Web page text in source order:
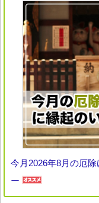
今月2026年8月の厄
ー